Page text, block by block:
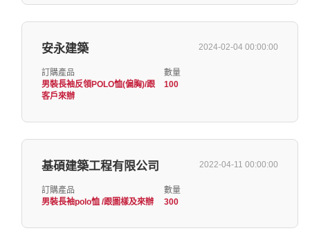
安永建築 2024-02-04 00:00:00
訂購產品
男裝長袖反領POLO恤(偏胸)/跟
客戶來辦
數量
100
基碩建築工程有限公司 2022-04-11 00:00:00
訂購產品
男裝長袖polo恤 /跟圖樣及來辦
數量
300